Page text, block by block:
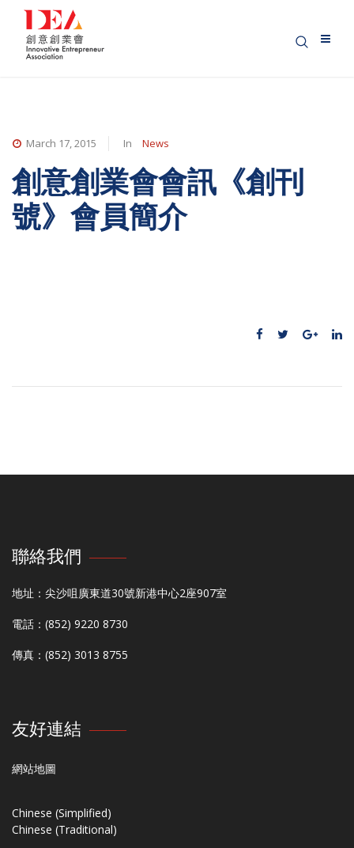
March 17, 2015 In News
創意創業會會訊《創刊
號》會員簡介
聯絡我們
地址：尖沙咀廣東道30號新港中心2座907室
電話：(852) 9220 8730
傳真：(852) 3013 8755
友好連結
網站地圖
Chinese (Simplified)
Chinese (Traditional)